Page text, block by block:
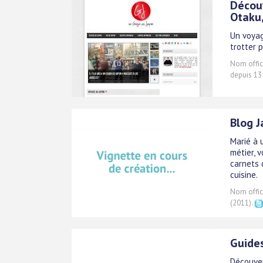
Un
trotter
Nom
depuis
Blog
Marié à
métier,
carnets
cuisine.
Nom
(2011).